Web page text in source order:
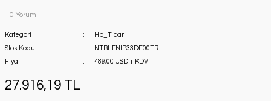
0 Yorum
Kategori
Hp_Ticari
Stok Kodu
NTBLENIP33DE00TR
Fiyat
489,00 USD + KDV
27.916,19 TL